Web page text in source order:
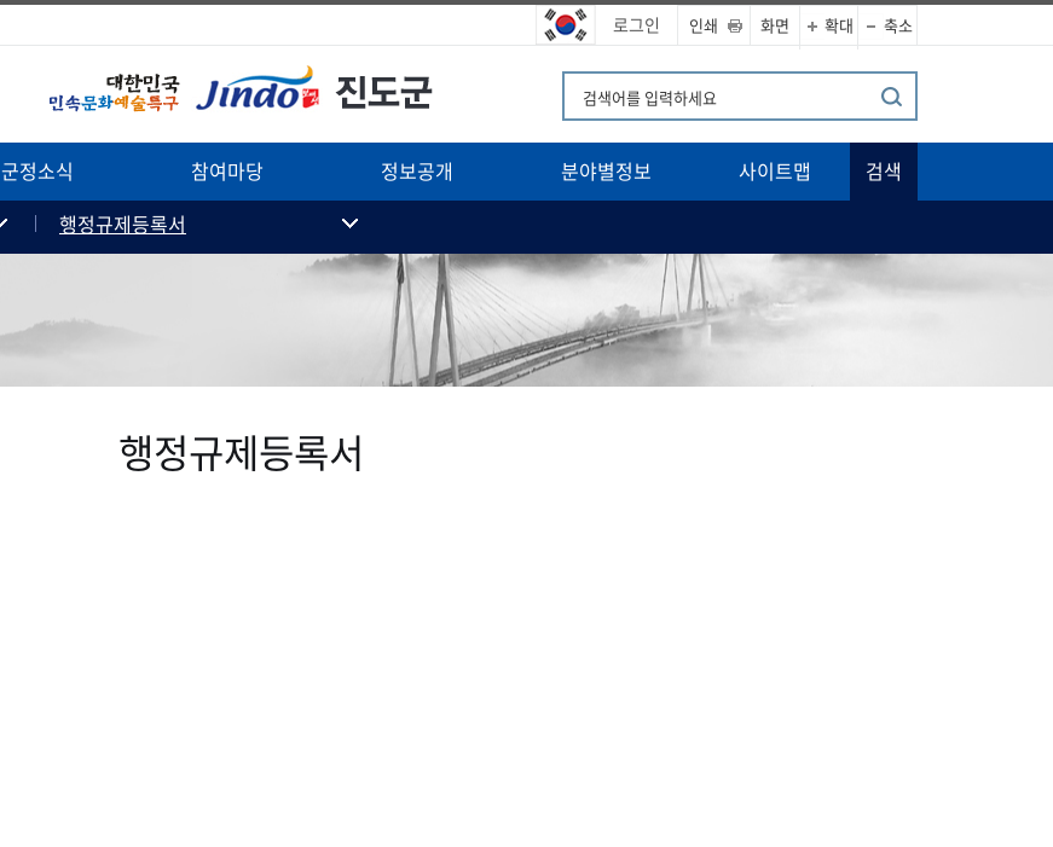
로그인 인쇄 화면 확대 축소
군정소식 참여마당 정보공개 분야별정보 사이트맵
검색
행정규제등록서
행정규제등록서